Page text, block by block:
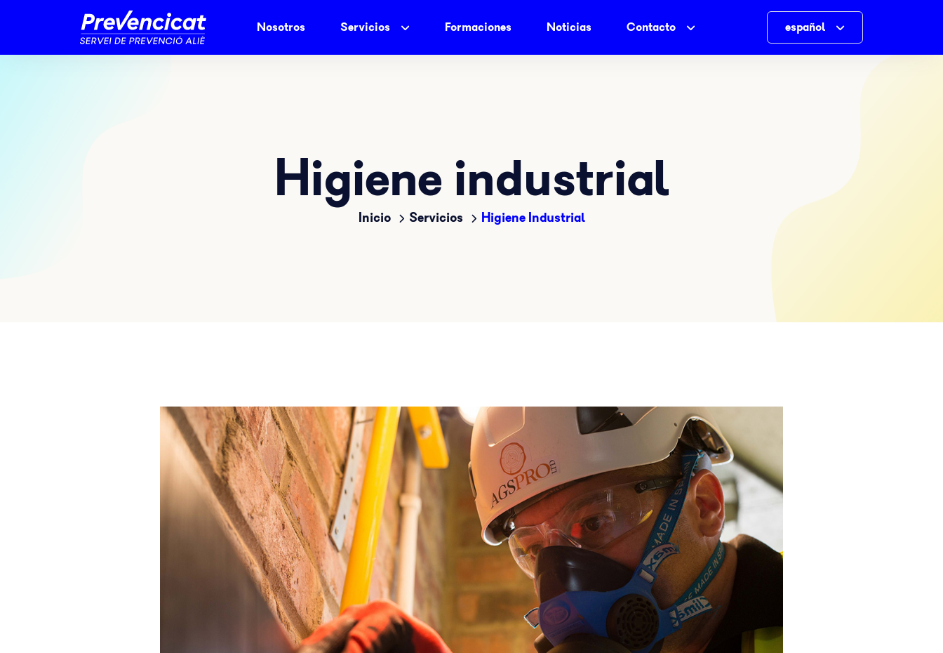
Nosotros Servicios Formaciones Noticias Contacto español
Higiene industrial
Inicio Servicios Higiene Industrial